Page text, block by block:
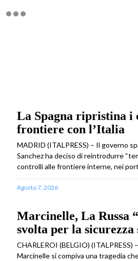
La Spagna ripristina i
frontiere con l’Italia
MADRID (ITALPRESS) – Il governo
Sanchez ha deciso di reintrodurre
controlli alle frontiere interne, nei
Agosto 7, 2026
Marcinelle, La Russa
svolta per la sicurezza
CHARLEROI (BELGIO) (ITALPRESS)
Marcinelle si compiva una tragedia